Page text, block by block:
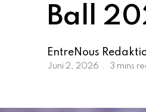
Ball
EntreNous
Juni 2, 2026 3 mins